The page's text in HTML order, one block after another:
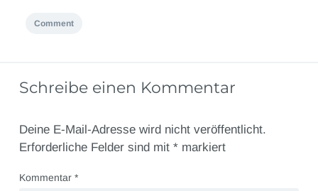
Comment
Schreibe einen Kommentar
Deine E-Mail-Adresse wird nicht veröffentlicht.
Erforderliche Felder sind mit *markiert
Kommentar *